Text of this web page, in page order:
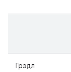
Грэдл